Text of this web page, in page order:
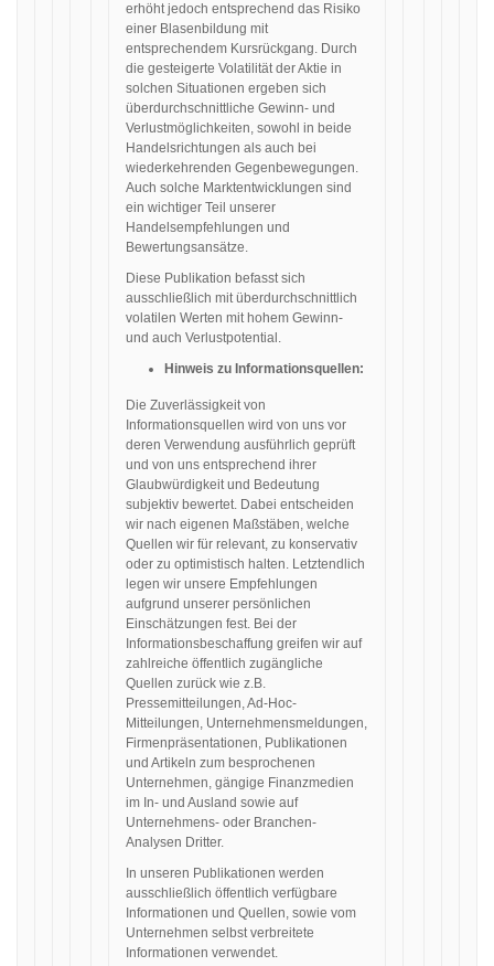
erhöht jedoch entsprechend das Risiko
einer Blasenbildung mit
entsprechendem Kursrückgang. Durch
die gesteigerte Volatilität der Aktie in
solchen Situationen ergeben sich
überdurchschnittliche Gewinn- und
Verlustmöglichkeiten, sowohl in beide
Handelsrichtungen als auch bei
wiederkehrenden Gegenbewegungen.
Auch solche Marktentwicklungen sind
ein wichtiger Teil unserer
Handelsempfehlungen und
Bewertungsansätze.
Diese Publikation befasst sich
ausschließlich mit überdurchschnittlich
volatilen Werten mit hohem Gewinn-
und auch Verlustpotential.
Hinweis zu Informationsquellen:
Die Zuverlässigkeit von
Informationsquellen wird von uns vor
deren Verwendung ausführlich geprüft
und von uns entsprechend ihrer
Glaubwürdigkeit und Bedeutung
subjektiv bewertet. Dabei entscheiden
wir nach eigenen Maßstäben, welche
Quellen wir für relevant, zu konservativ
oder zu optimistisch halten. Letztendlich
legen wir unsere Empfehlungen
aufgrund unserer persönlichen
Einschätzungen fest. Bei der
Informationsbeschaffung greifen wir auf
zahlreiche öffentlich zugängliche
Quellen zurück wie z.B.
Pressemitteilungen, Ad-Hoc-
Mitteilungen, Unternehmensmeldungen,
Firmenpräsentationen, Publikationen
und Artikeln zum besprochenen
Unternehmen, gängige Finanzmedien
im In- und Ausland sowie auf
Unternehmens- oder Branchen-
Analysen Dritter.
In unseren Publikationen werden
ausschließlich öffentlich verfügbare
Informationen und Quellen, sowie vom
Unternehmen selbst verbreitete
Informationen verwendet.